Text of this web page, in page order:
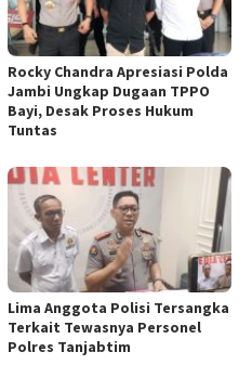
Rocky Chandra Apresiasi Polda
Jambi Ungkap Dugaan TPPO
Bayi, Desak Proses Hukum
Tuntas
Lima Anggota Polisi Tersangka
Terkait Tewasnya Personel
Polres Tanjabtim